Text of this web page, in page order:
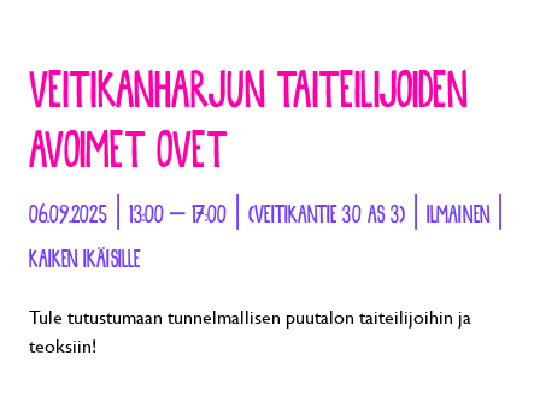
VEITIKANHARJUN TAITEILIJOIDEN
AVOIMET OVET
06.09.2025 | 13:00 – 17:00 | (VEITIKANTIE 30 AS 3) | ILMAINEN |
KAIKEN IKÄISILLE
Tule tutustumaan tunnelmallisen puutalon taiteilijoihin ja
teoksiin!